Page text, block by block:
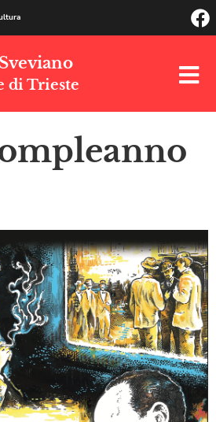
di Trieste